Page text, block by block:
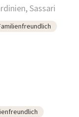
Sassari